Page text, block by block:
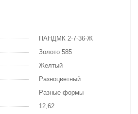
ПАНДМК 2-7-36-Ж
Золото 585
Желтый
Разноцветный
Разные формы
12,62